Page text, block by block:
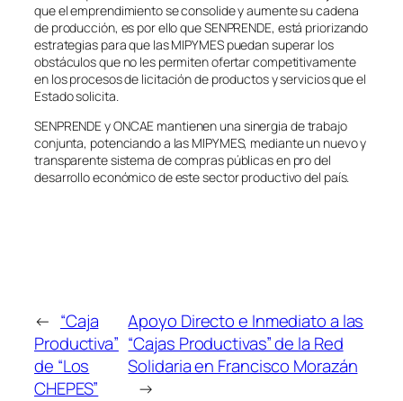
que el emprendimiento se consolide y aumente su cadena
de producción, es por ello que SENPRENDE, está priorizando
estrategias para que las MIPYMES puedan superar los
obstáculos que no les permiten ofertar competitivamente
en los procesos de licitación de productos y servicios que el
Estado solicita.
SENPRENDE y ONCAE mantienen una sinergia de trabajo
conjunta, potenciando a las MIPYMES, mediante un nuevo y
transparente sistema de compras públicas en pro del
desarrollo económico de este sector productivo del país.
← “Caja
Productiva”
de “Los
CHEPES”
Apoyo Directo e Inmediato a las
“Cajas Productivas” de la Red
Solidaria en Francisco Morazán
→